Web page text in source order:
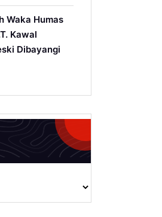
Waka Humas
Kawal
Dibayangi